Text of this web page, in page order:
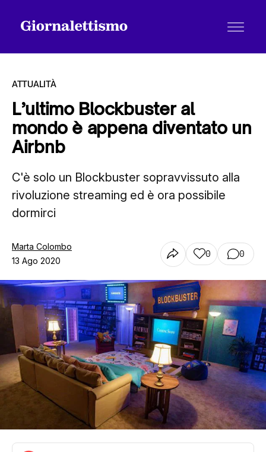
Tutti gli articoli
Chi siamo
ATTUALITÀ
L’ultimo Blockbuster al
mondo è appena diventato un
Airbnb
C'è solo un Blockbuster sopravvissuto alla
rivoluzione streaming ed è ora possibile
dormirci
Marta Colombo
13 Ago 2020
0 0